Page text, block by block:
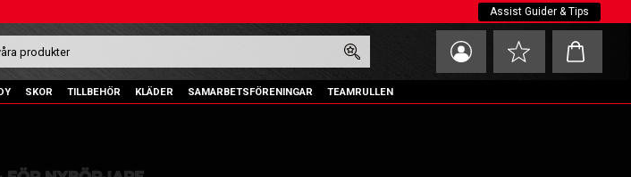
Assist Guider & Tips
Favoriter
Kundvagn
SKOR TILLBEHÖR KLÄDER SAMARBETSFÖRENINGAR TEAMRULLEN